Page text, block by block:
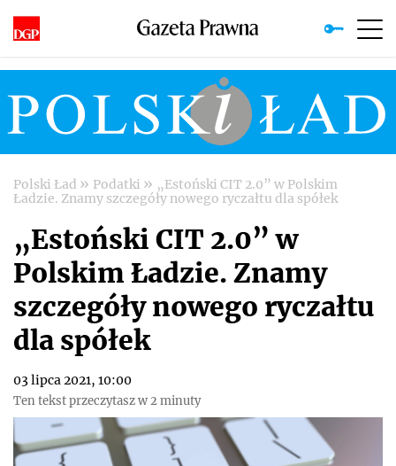
Polski Ład » Podatki » „Estoński CIT 2.0” w Polskim
Ładzie. Znamy szczegóły nowego ryczałtu dla spółek
„Estoński CIT 2.0” w
Polskim Ładzie. Znamy
szczegóły nowego ryczałtu
dla spółek
03 lipca 2021, 10:00
Ten tekst przeczytasz w 2 minuty